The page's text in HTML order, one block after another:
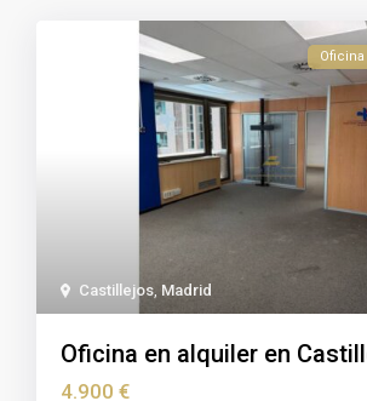
Castillejos, Madrid
Oficina
Oficina en alquiler en
4.900 €